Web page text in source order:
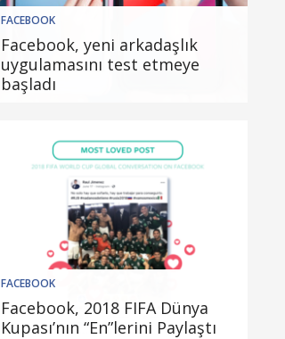
FACEBOOK
Facebook, yeni arkadaşlık
uygulamasını test etmeye
başladı
FACEBOOK
Facebook, 2018 FIFA Dünya
Kupası’nın “En”lerini Paylaştı